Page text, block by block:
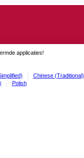
applicaties!
Chinese (Traditional)
Polish